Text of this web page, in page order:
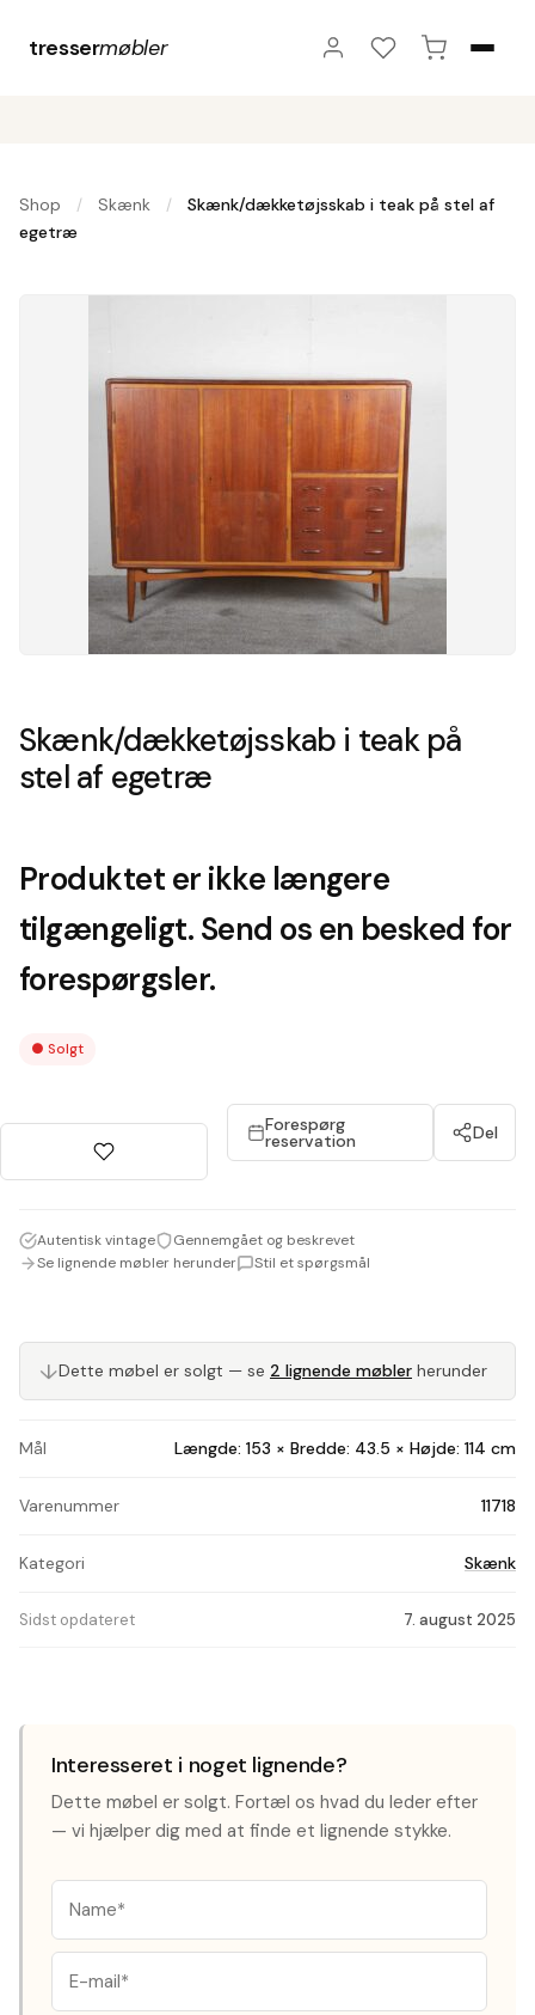
tressermøbler
Shop / Skænk /
Skænk/dækketøjsskab i teak på stel af
egetræ
Skænk/dækketøjsskab i teak på
stel af egetræ
Mål Længde: 153 × Bredde: 43.5 × Højde: 114 cm
Varenummer 11718
Kategori Skænk
Sidst opdateret 7. august 2025
Produktet er ikke længere
tilgængeligt. Send os en besked for
forespørgsler.
● Solgt
Forespørg
reservation Del
Autentisk vintage
Gennemgået og beskrevet
Se lignende møbler herunder
Stil et spørgsmål
↓Dette møbel er solgt — se 2 lignende møbler herunder
Interesseret i noget lignende?
Dette møbel er solgt. Fortæl os hvad du leder efter
— vi hjælper dig med at finde et lignende stykke.